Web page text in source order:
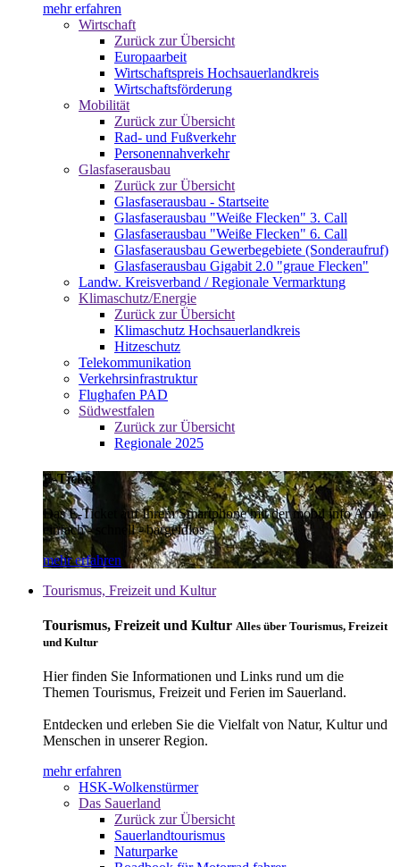
mehr erfahren
Wirtschaft
Zurück zur Übersicht
Europaarbeit
Wirtschaftspreis Hochsauerlandkreis
Wirtschaftsförderung
Mobilität
Zurück zur Übersicht
Rad- und Fußverkehr
Personennahverkehr
Glasfaserausbau
Zurück zur Übersicht
Glasfaserausbau - Startseite
Glasfaserausbau "Weiße Flecken" 3. Call
Glasfaserausbau "Weiße Flecken" 6. Call
Glasfaserausbau Gewerbegebiete (Sonderaufruf)
Glasfaserausbau Gigabit 2.0 "graue Flecken"
Landw. Kreisverband / Regionale Vermarktung
Klimaschutz/Energie
Zurück zur Übersicht
Klimaschutz Hochsauerlandkreis
Hitzeschutz
Telekommunikation
Verkehrsinfrastruktur
Flughafen PAD
Südwestfalen
Zurück zur Übersicht
Regionale 2025
E-Ticket
Das E-Ticket auf Ihrem Smartphone mit der mobil info App -
einfach - schnell - bargeldlos
mehr erfahren
Tourismus, Freizeit und Kultur
Tourismus, Freizeit und Kultur Alles über Tourismus, Freizeit
und Kultur
Hier finden Sie Informationen und Links rund um die
Themen Tourismus, Freizeit und Ferien im Sauerland.
Entdecken und erleben Sie die Vielfalt von Natur, Kultur und
Menschen in unserer Region.
mehr erfahren
HSK-Wolkenstürmer
Das Sauerland
Zurück zur Übersicht
Sauerlandtourismus
Naturparke